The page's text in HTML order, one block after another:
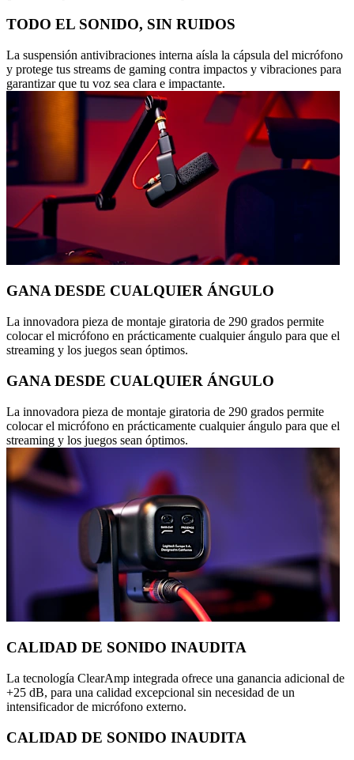
TODO EL SONIDO, SIN RUIDOS
La suspensión antivibraciones interna aísla la cápsula del micrófono
y protege tus streams de gaming contra impactos y vibraciones para
garantizar que tu voz sea clara e impactante.
GANA DESDE CUALQUIER ÁNGULO
La innovadora pieza de montaje giratoria de 290 grados permite
colocar el micrófono en prácticamente cualquier ángulo para que el
streaming y los juegos sean óptimos.
GANA DESDE CUALQUIER ÁNGULO
La innovadora pieza de montaje giratoria de 290 grados permite
colocar el micrófono en prácticamente cualquier ángulo para que el
streaming y los juegos sean óptimos.
CALIDAD DE SONIDO INAUDITA
La tecnología ClearAmp integrada ofrece una ganancia adicional de
+25 dB, para una calidad excepcional sin necesidad de un
intensificador de micrófono externo.
CALIDAD DE SONIDO INAUDITA